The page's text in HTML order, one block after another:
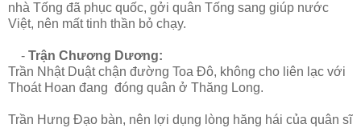
nhà Tống đã phục quốc, gởi quân Tống sang giúp nước
Việt, nên mất tinh thần bỏ chạy.
- Trận Chương Dương:
Trần Nhật Duật chận đường Toa Đô, không cho liên lạc với
Thoát Hoan đang đóng quân ở Thăng Long.
Trần Hưng Đạo bàn, nên lợi dụng lòng hăng hái của quân sĩ